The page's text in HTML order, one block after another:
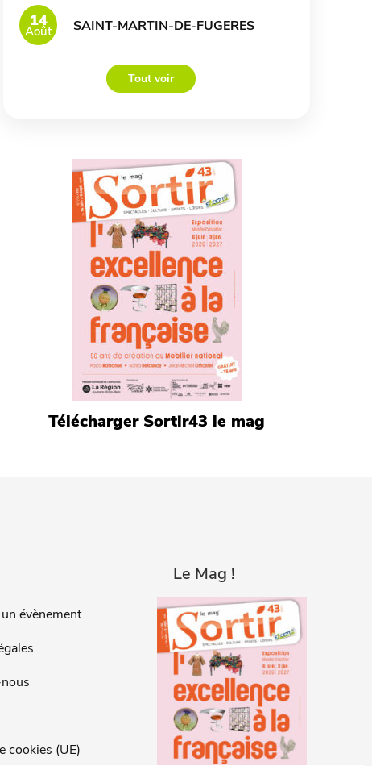
14
Août SAINT-MARTIN-DE-FUGERES
Tout voir
Télécharger Sortir43 le mag
évènement
cookies (UE)
Le Mag !